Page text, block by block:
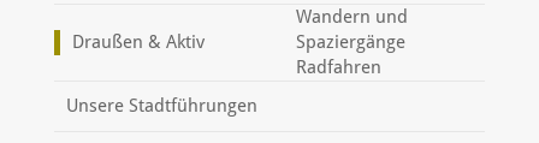
Draußen & Aktiv
Wandern und
Spaziergänge
Radfahren
Unsere Stadtführungen